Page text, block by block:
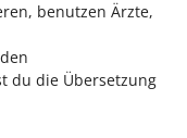
benutzen Ärzte,
du die Übersetzung